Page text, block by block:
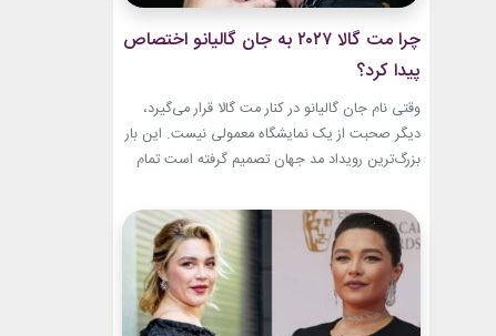
چرا مت گالا ۲۰۲۷ به جان گالیانو اختصاص
پیدا کرد؟
وقتی نام جان گالیانو در کنار مت گالا قرار می‌گیرد،
دیگر صحبت از یک نمایشگاه معمولی نیست. این بار
بزرگ‌ترین رویداد مد جهان تصمیم گرفته است تمام
طراحان تاریخ را به تصویر بکشد. نمایشگاه John
Galliano: Horizons که با عنوان «افق‌های جان
گالیانو» شناخته می‌شود، فقط مرور لباس‌های...